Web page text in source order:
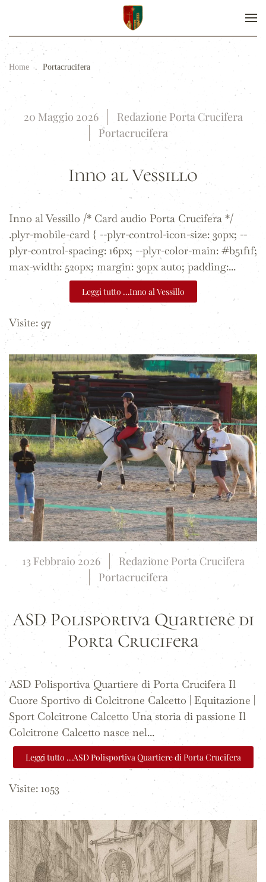
Home Portacrucifera
20 Maggio 2026
Redazione Porta Crucifera
Portacrucifera
Inno al Vessillo
Inno al Vessillo /* Card audio Porta Crucifera */
.plyr-mobile-card { --plyr-control-icon-size: 30px; --
plyr-control-spacing: 16px; --plyr-color-main: #b51f1f;
max-width: 520px; margin: 30px auto; padding:...
Leggi tutto …Inno al Vessillo
Visite: 97
13 Febbraio 2026
Redazione Porta Crucifera
Portacrucifera
ASD Polisportiva Quartiere di
Porta Crucifera
ASD Polisportiva Quartiere di Porta Crucifera Il
Cuore Sportivo di Colcitrone Calcetto | Equitazione |
Sport Colcitrone Calcetto Una storia di passione Il
Colcitrone Calcetto nasce nel...
Leggi tutto …ASD Polisportiva Quartiere di Porta Crucifera
Visite: 1053